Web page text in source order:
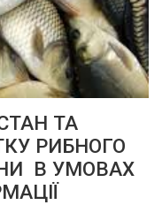
ТА
РИБНОГО
В УМОВАХ